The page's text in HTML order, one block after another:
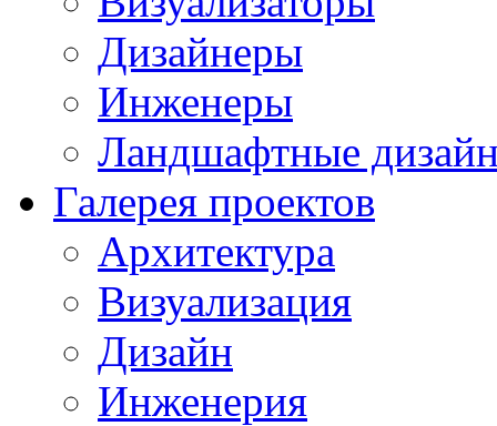
Дизайнеры
Инженеры
Ландшафтные
Галерея проектов
Архитектура
Визуализация
Дизайн
Инженерия